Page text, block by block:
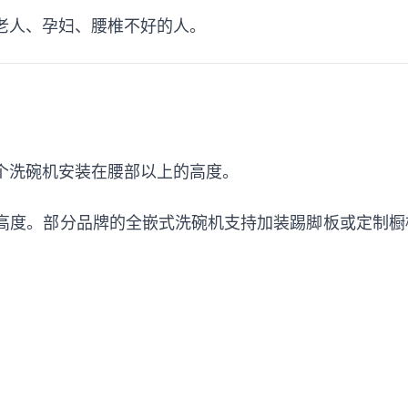
、孕妇、腰椎不好的人。
碗机安装在腰部以上的高度。
。部分品牌的全嵌式洗碗机支持加装踢脚板或定制